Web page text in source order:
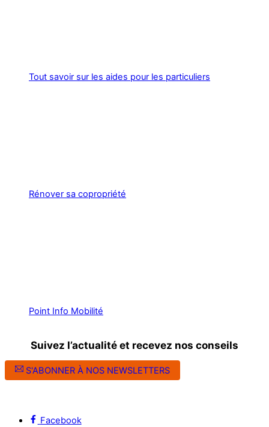
Tout savoir sur les aides pour les particuliers
Rénover sa copropriété
Point Info Mobilité
Suivez l’actualité et recevez nos conseils
S'ABONNER À NOS NEWSLETTERS
Facebook